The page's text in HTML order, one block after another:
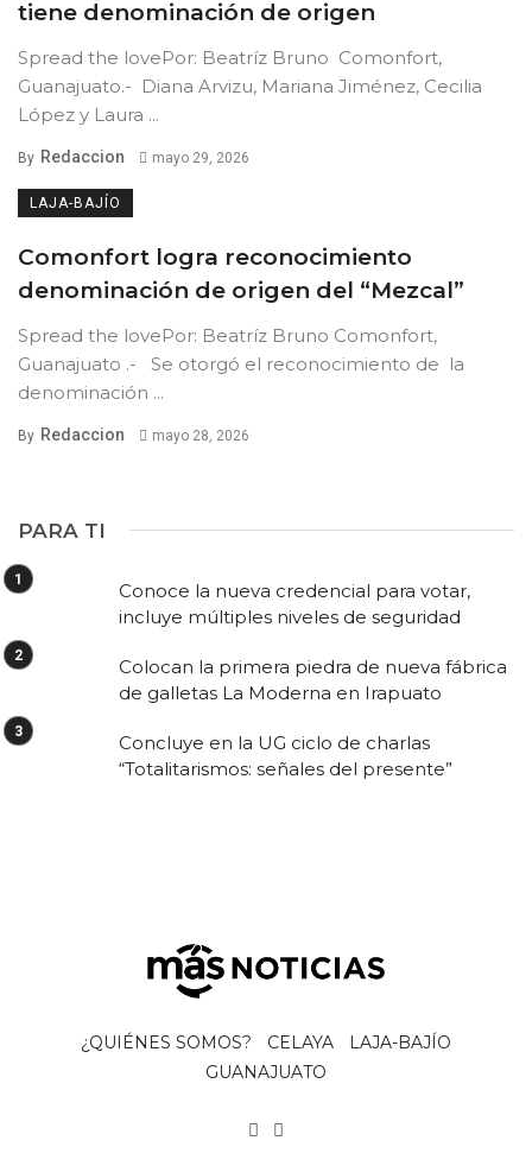
tiene denominación de origen
Spread the lovePor: Beatríz Bruno Comonfort,
Guanajuato.- Diana Arvizu, Mariana Jiménez, Cecilia
López y Laura ...
By Redaccion mayo 29, 2026
LAJA-BAJÍO
Comonfort logra reconocimiento
denominación de origen del “Mezcal”
Spread the lovePor: Beatríz Bruno Comonfort,
Guanajuato .- Se otorgó el reconocimiento de la
denominación ...
By Redaccion mayo 28, 2026
PARA TI
Conoce la nueva credencial para votar,
incluye múltiples niveles de seguridad
Colocan la primera piedra de nueva fábrica
de galletas La Moderna en Irapuato
Concluye en la UG ciclo de charlas
“Totalitarismos: señales del presente”
¿QUIÉNES SOMOS? CELAYA
LAJA-BAJÍO
GUANAJUATO